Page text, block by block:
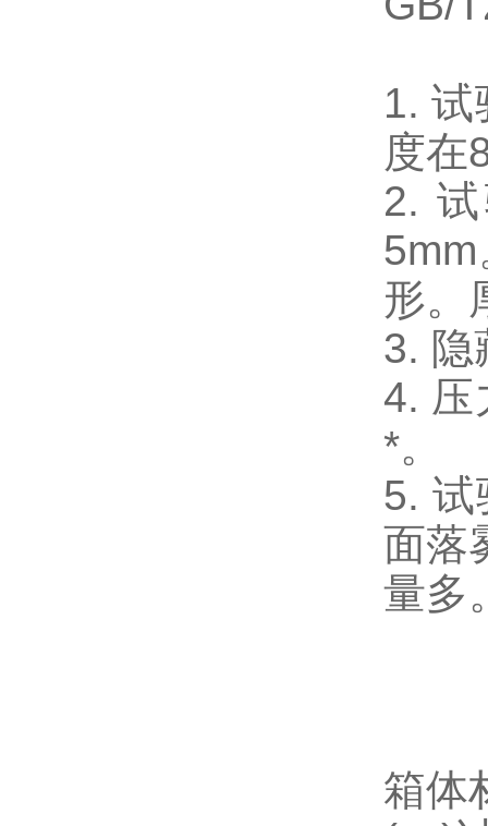
1.
度在
2.
形。
3. 隐
4. 压
*。
5. 试
面落
量多
箱体